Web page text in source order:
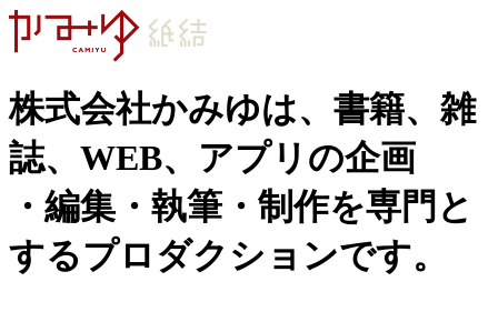
株式会社かみゆは、書籍、雑
誌、WEB、アプリの企画
・編集・執筆・制作を専門と
するプロダクションです。
カテゴリーから探す
アーカイブ